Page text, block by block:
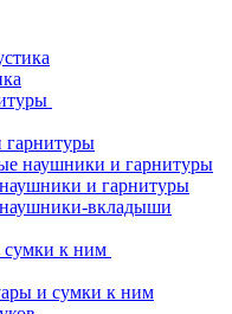
наушники и гарнитуры
и гарнитуры
вкладыши
сумки к ним
и сумки к ним